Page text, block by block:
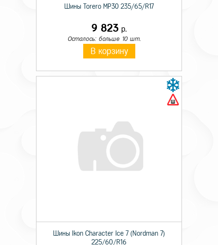
Шины Torero MP30 235/65/R17
9 823р.
Осталось: больше 10 шт.
В корзину
Шины Ikon Character Ice 7 (Nordman 7)
225/60/R16